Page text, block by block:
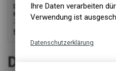
Dassy
® Monza, Zweifarbige
Holstertaschen, Kornblau/
Zweifarbige Arbeitsshorts mit
55.00
4von
Dassy® Monza
Ihre Daten verarbeiten
Verwendung ist
Datenschutzerklärung